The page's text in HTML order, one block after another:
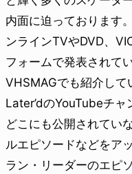
内面に迫っております
ンラインTVやDVD、
フォームで発表されて
VHSMAGでも紹介して
Later’dのYouTubeチ
どこにも公開されてい
ルエピソードなどをア
ラン・リーダーのエピ